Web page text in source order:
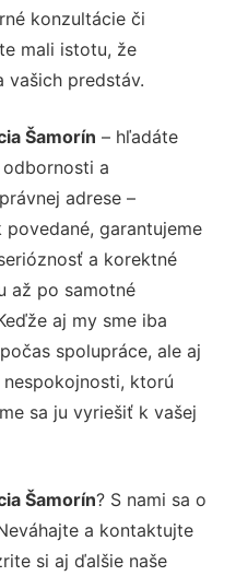
konzultácie či
mali istotu, že
vašich predstáv.
Šamorín – hľadáte
a
adrese –
garantujeme
a korektné
až po samotné
aj my sme iba
spolupráce, ale aj
ktorú
sa ju vyriešiť k vašej
Šamorín? S nami sa o
a kontaktujte
si aj ďalšie naše